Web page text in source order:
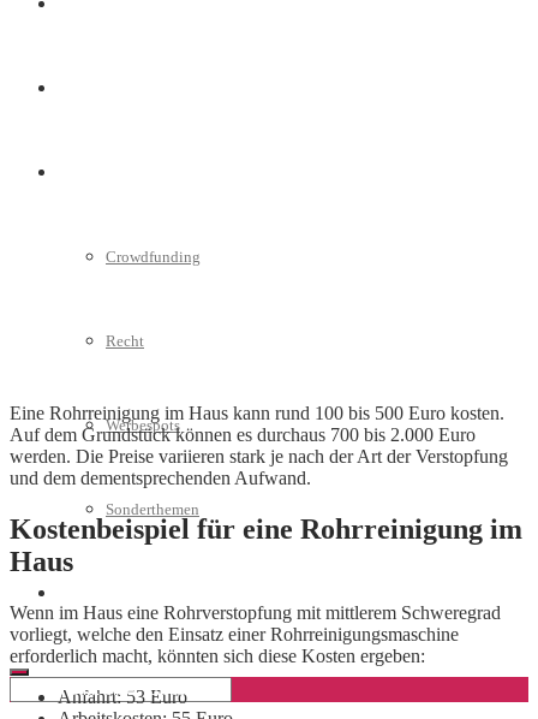
Crowdfunding
Recht
Werbespots
Sonderthemen
Eine Rohrreinigung im Haus kann rund 100 bis 500 Euro kosten.
Auf dem Grundstück können es durchaus 700 bis 2.000 Euro
werden. Die Preise variieren stark je nach der Art der Verstopfung
und dem dementsprechenden Aufwand.
Kostenbeispiel für eine Rohrreinigung im
Haus
Wenn im Haus eine Rohrverstopfung mit mittlerem Schweregrad
vorliegt, welche den Einsatz einer Rohrreinigungsmaschine
erforderlich macht, könnten sich diese Kosten ergeben:
Anfahrt: 53 Euro